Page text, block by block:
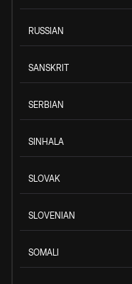
RUSSIAN
SANSKRIT
SERBIAN
SINHALA
SLOVAK
SLOVENIAN
SOMALI